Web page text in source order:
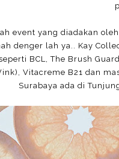
event yang diadakan oleh
denger lah ya.. Kay
BCL, The Brush
Vitacreme B21 dan
Surabaya ada di